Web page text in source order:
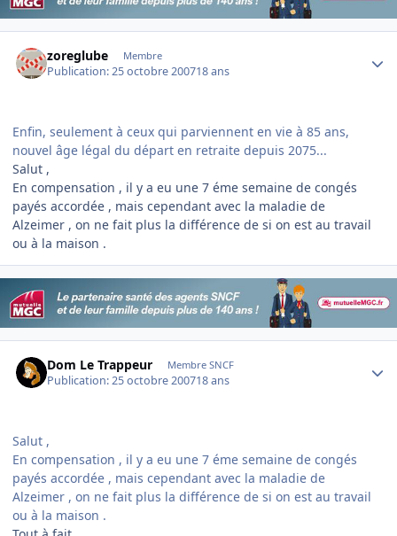
zoreglube Membre
Publication:25 octobre 200718 ans
Enfin, seulement à ceux qui parviennent en vie à 85 ans,
nouvel âge légal du départ en retraite depuis 2075...
Salut ,
En compensation , il y a eu une 7 éme semaine de congés
payés accordée , mais cependant avec la maladie de
Alzeimer , on ne fait plus la différence de si on est au travail
ou à la maison .
Dom Le Trappeur Membre SNCF
Publication:25 octobre 200718 ans
Salut ,
En compensation , il y a eu une 7 éme semaine de congés
payés accordée , mais cependant avec la maladie de
Alzeimer , on ne fait plus la différence de si on est au travail
ou à la maison .